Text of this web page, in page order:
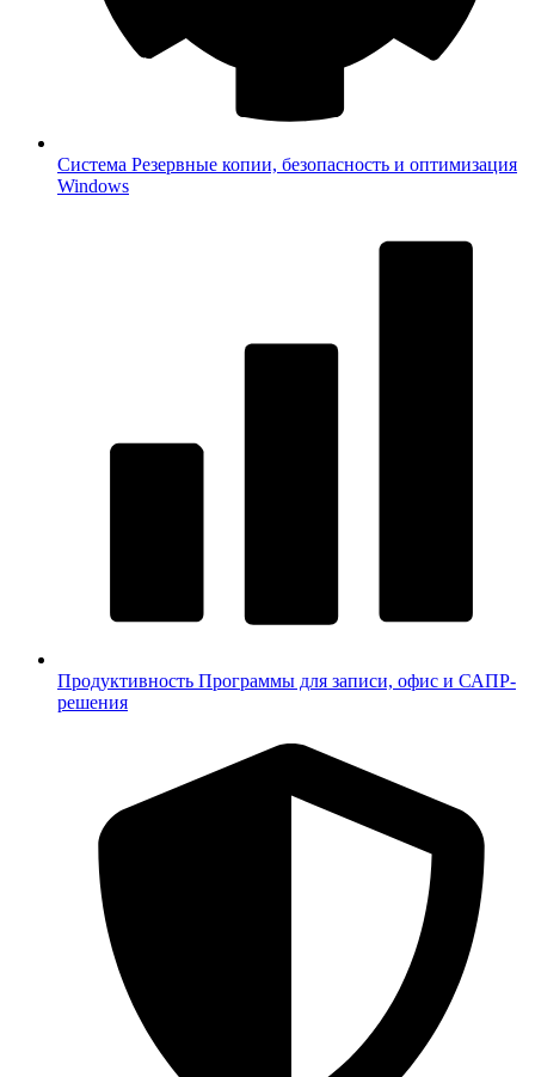
Система Резервные копии, безопасность и оптимизация
Windows
Продуктивность Программы для записи, офис и САПР-
решения